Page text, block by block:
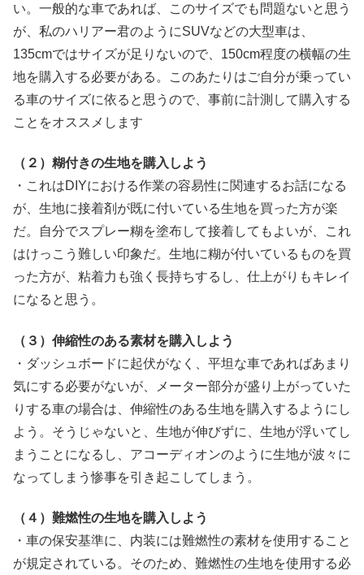
い。一般的な車であれば、このサイズでも問題ないと思う
が、私のハリアー君のようにSUVなどの大型車は、
135cmではサイズが足りないので、150cm程度の横幅の生
地を購入する必要がある。このあたりはご自分が乗ってい
る車のサイズに依ると思うので、事前に計測して購入する
ことをオススメします
（２）糊付きの生地を購入しよう
・これはDIYにおける作業の容易性に関連するお話になる
が、生地に接着剤が既に付いている生地を買った方が楽
だ。自分でスプレー糊を塗布して接着してもよいが、これ
はけっこう難しい印象だ。生地に糊が付いているものを買
った方が、粘着力も強く長持ちするし、仕上がりもキレイ
になると思う。
（３）伸縮性のある素材を購入しよう
・ダッシュボードに起伏がなく、平坦な車であればあまり
気にする必要がないが、メーター部分が盛り上がっていた
りする車の場合は、伸縮性のある生地を購入するようにし
よう。そうじゃないと、生地が伸びずに、生地が浮いてし
まうことになるし、アコーディオンのように生地が波々に
なってしまう惨事を引き起こしてしまう。
（４）難燃性の生地を購入しよう
・車の保安基準に、内装には難燃性の素材を使用すること
が規定されている。そのため、難燃性の生地を使用する必